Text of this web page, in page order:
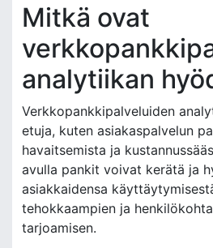
Mitkä ovat
analytiikan
Verkkopankkipalveluiden
etuja, kuten asiakaspalvelun
havaitsemista ja
avulla pankit voivat kerätä ja
asiakkaidensa
tehokkaampien ja
tarjoamisen.